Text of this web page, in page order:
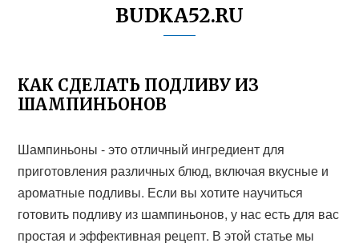
BUDKA52.RU
КАК СДЕЛАТЬ ПОДЛИВУ ИЗ
ШАМПИНЬОНОВ
Шампиньоны - это отличный ингредиент для
приготовления различных блюд, включая вкусные и
ароматные подливы. Если вы хотите научиться
готовить подливу из шампиньонов, у нас есть для вас
простая и эффективная рецепт. В этой статье мы